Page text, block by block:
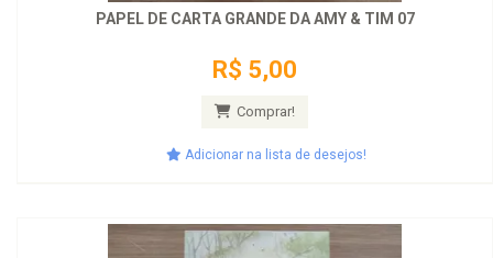
PAPEL DE CARTA GRANDE DA AMY & TIM 07
R$ 5,00
Comprar!
Adicionar na lista de desejos!